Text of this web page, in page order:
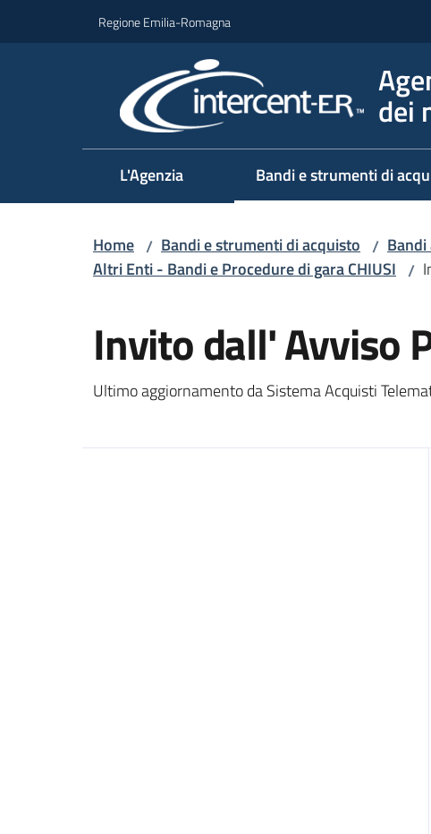
Regione Emilia-Romagna
dei
L'Agenzia Bandi e strumenti di
Home / Bandi e strumenti di acquisto /
Altri Enti - Bandi e Procedure di gara CHIUSI /
Invito dall' Avviso
Ultimo aggiornamento da Sistema Acquisti